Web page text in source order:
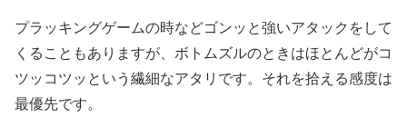
プラッキングゲームの時などゴンッと強いアタックをして
くることもありますが、ボトムズルのときはほとんどがコ
ツッコツッという繊細なアタリです。それを拾える感度は
最優先です。